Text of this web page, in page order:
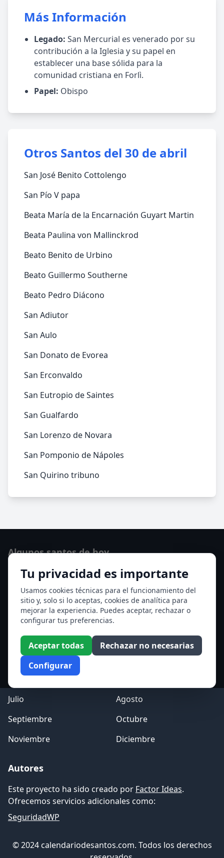
Más Información
Legado: San Mercurial es venerado por su
contribución a la Iglesia y su papel en
establecer una base sólida para la
comunidad cristiana en Forlì.
Papel: Obispo
Otros Santos del 30 de abril
San José Benito Cottolengo
San Pío V papa
Beata María de la Encarnación Guyart Martin
Beata Paulina von Mallinckrod
Beato Benito de Urbino
Beato Guillermo Southerne
Beato Pedro Diácono
San Adiutor
San Aulo
San Donato de Evorea
San Erconvaldo
San Eutropio de Saintes
San Gualfardo
San Lorenzo de Novara
San Pomponio de Nápoles
San Quirino tribuno
Tu privacidad es importante
Usamos cookies técnicas para el funcionamiento del
sitio y, solo si lo aceptas, cookies de analítica para
mejorar la experiencia. Puedes aceptar, rechazar o
configurar tus preferencias.
Aceptar todas
Rechazar no necesarias
Configurar
Algunos santos de hoy
San Hormisda papa
Ver todos los santos de hoy
Acceso a los Meses
Enero
Febrero
Marzo
Abril
Mayo
Julio
Agosto
Septiembre
Octubre
Noviembre
Diciembre
Autores
Este proyecto ha sido creado por Factor Ideas.
Ofrecemos servicios adicionales como:
SeguridadWP
© 2024 calendariodesantos.com. Todos los derechos